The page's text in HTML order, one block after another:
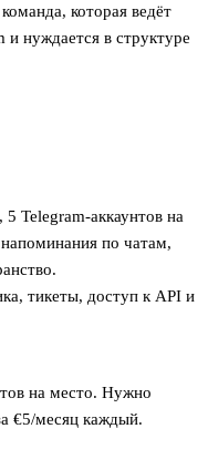
которая ведёт
и нуждается в структуре
Telegram-аккаунтов на
по чатам,
тикеты, доступ к API и
на место. Нужно
€5/месяц каждый.